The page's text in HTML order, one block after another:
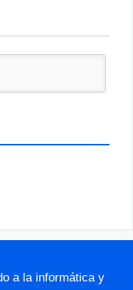
a la informática y